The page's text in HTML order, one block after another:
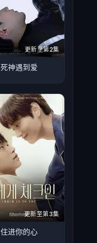
更新至第2集
死神遇到爱
更新至第3集
住进你的心